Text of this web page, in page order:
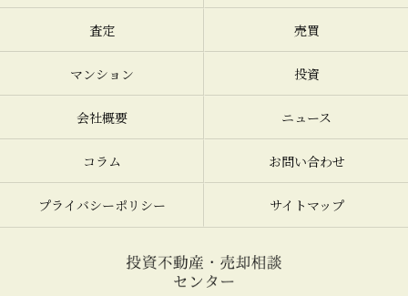
査定 売買
マンション 投資
会社概要 ニュース
コラム お問い合わせ
プライバシーポリシー サイトマップ